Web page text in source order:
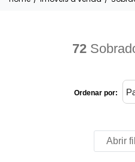
72
Ordenar por:
Abrir